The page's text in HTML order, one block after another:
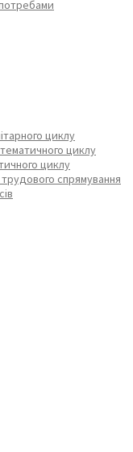
циклу
циклу
циклу
спрямування